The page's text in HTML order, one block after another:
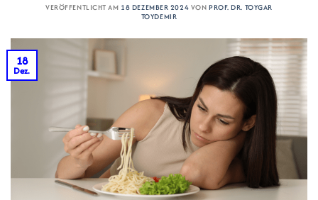
VERÖFFENTLICHT AM 18 DEZEMBER 2024 VON PROF. DR. TOYGAR
TOYDEMIR
18
Dez.